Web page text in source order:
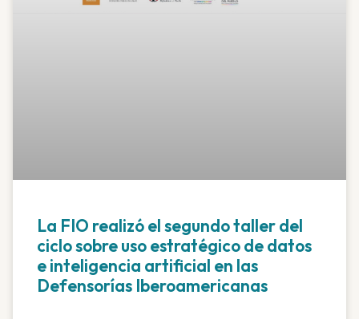
La FIO realizó el segundo taller del
ciclo sobre uso estratégico de datos
e inteligencia artificial en las
Defensorías Iberoamericanas